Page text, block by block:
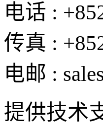
电话 :
传真 :
电邮 :
提供技术